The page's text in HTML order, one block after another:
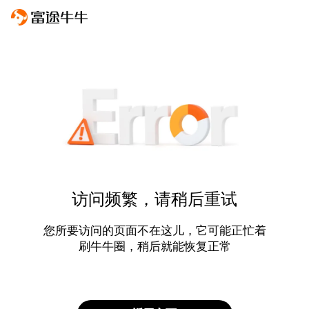
访问频繁，请稍后重试
您所要访问的页面不在这儿，它可能正忙着
刷牛牛圈，稍后就能恢复正常